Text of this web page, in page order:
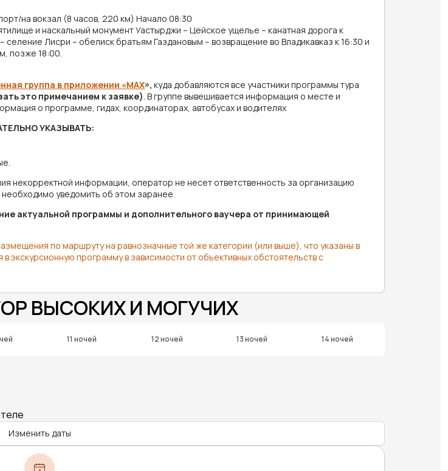
на вокзал (8 часов, 220 км) Начало 08:30
и наскальный монумент Уастырджи – Цейское ущелье – канатная дорога к
Лисри – обелиск братьям Газдановым – возвращение во Владикавказ к 16:30 и
позже 18:00.
группа в приложении «MAX», куда добавляются все участники программы тура
это примечанием к заявке) . В группе вывешивается информация о месте и
о программе, гидах, координаторах, автобусах и водителях
УКАЗЫВАТЬ:
некорректной информации, оператор не несет ответственность за организацию
уведомить об этом заранее.
актуальной программы и дополнительного ваучера от принимающей
по маршруту на равнозначные той же категории (или выше), что указаны в
экскурсионную программу в зависимости от объективных обстоятельств с
ВЫСОКИХ И МОГУЧИХ
11 ночей 12 ночей 13 ночей 14 ночей
Изменить даты